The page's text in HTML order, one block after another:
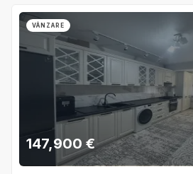
VÂNZARE
147,900 €